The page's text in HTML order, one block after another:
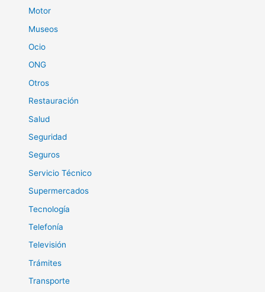
Motor
Museos
Ocio
ONG
Otros
Restauración
Salud
Seguridad
Seguros
Servicio Técnico
Supermercados
Tecnología
Telefonía
Televisión
Trámites
Transporte